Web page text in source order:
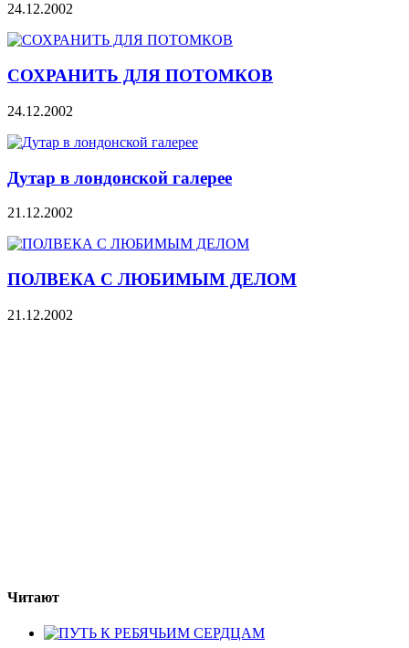
24.12.2002
СОХРАНИТЬ ДЛЯ ПОТОМКОВ
24.12.2002
Дутар в лондонской галерее
21.12.2002
ПОЛВЕКА С ЛЮБИМЫМ ДЕЛОМ
21.12.2002
Читают